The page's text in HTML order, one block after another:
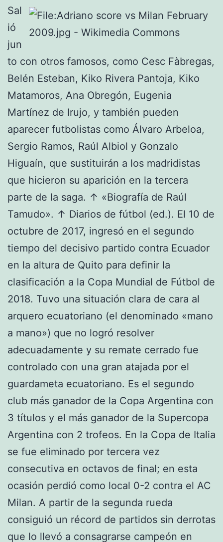
Sal
ió
jun
to con otros famosos, como Cesc Fàbregas,
Belén Esteban, Kiko Rivera Pantoja, Kiko
Matamoros, Ana Obregón, Eugenia
Martínez de Irujo, y también pueden
aparecer futbolistas como Álvaro Arbeloa,
Sergio Ramos, Raúl Albiol y Gonzalo
Higuaín, que sustituirán a los madridistas
que hicieron su aparición en la tercera
parte de la saga. ↑ «Biografía de Raúl
Tamudo». ↑ Diarios de fútbol (ed.). El 10 de
octubre de 2017, ingresó en el segundo
tiempo del decisivo partido contra Ecuador
en la altura de Quito para definir la
clasificación a la Copa Mundial de Fútbol de
2018. Tuvo una situación clara de cara al
arquero ecuatoriano (el denominado «mano
a mano») que no logró resolver
adecuadamente y su remate cerrado fue
controlado con una gran atajada por el
guardameta ecuatoriano. Es el segundo
club más ganador de la Copa Argentina con
3 títulos y el más ganador de la Supercopa
Argentina con 2 trofeos. En la Copa de Italia
se fue eliminado por tercera vez
consecutiva en octavos de final; en esta
ocasión perdió como local 0-2 contra el AC
Milan. A partir de la segunda rueda
consiguió un récord de partidos sin derrotas
que lo llevó a consagrarse campeón en